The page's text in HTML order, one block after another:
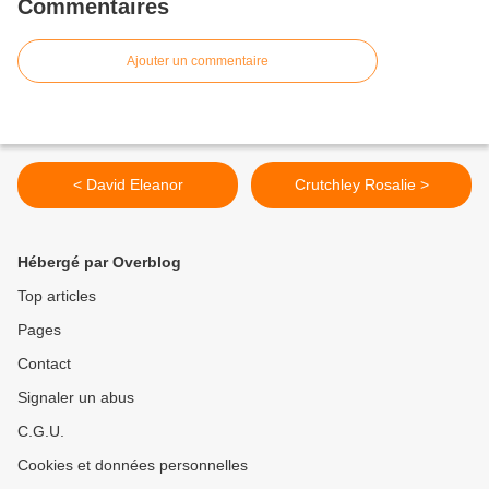
Commentaires
Ajouter un commentaire
< David Eleanor Crutchley Rosalie >
Hébergé par Overblog
Top articles
Pages
Contact
Signaler un abus
C.G.U.
Cookies et données personnelles